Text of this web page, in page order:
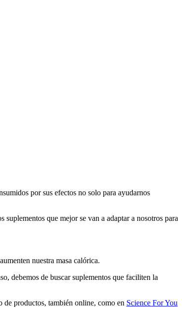
por sus efectos no solo para ayudarnos
suplementos que mejor se van a adaptar a nosotros para
nuestra masa calórica.
debemos de buscar suplementos que faciliten la
de productos, también online, como en Science For You